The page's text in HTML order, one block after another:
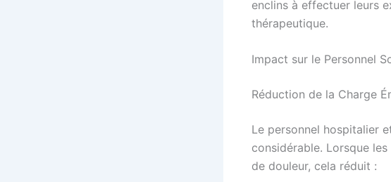
enclins à effectuer leurs
thérapeutique.
Impact sur le Personnel
Réduction de la Charge
Le personnel hospitalier
considérable. Lorsque
de douleur, cela réduit :